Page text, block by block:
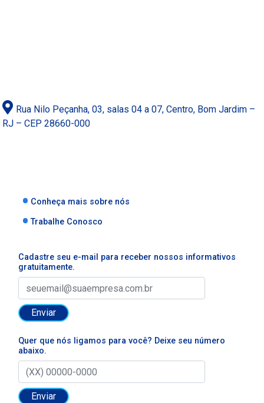
Rua Nilo Peçanha, 03, salas 04 a 07, Centro, Bom Jardim –
RJ – CEP 28660-000
Conheça mais sobre nós
Trabalhe Conosco
Cadastre seu e-mail para receber nossos informativos
gratuitamente.
Enviar
Quer que nós ligamos para você? Deixe seu número
abaixo.
Enviar